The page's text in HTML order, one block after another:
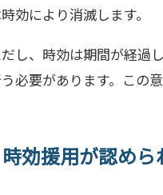
効により消滅します。
し、時効は期間が経過
必要があります。この
時効援用が認め